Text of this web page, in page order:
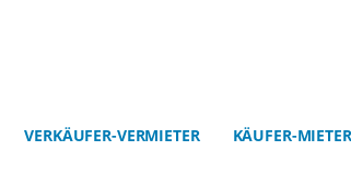
VERKÄUFER-VERMIETER KÄUFER-MIETER